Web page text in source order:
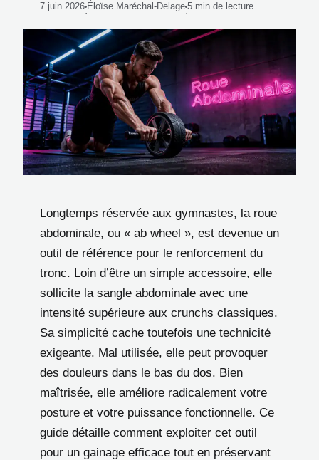
7 juin 2026
·
Éloïse Maréchal-Delage
·
5 min de lecture
Longtemps réservée aux gymnastes, la roue
abdominale, ou « ab wheel », est devenue un
outil de référence pour le renforcement du
tronc. Loin d’être un simple accessoire, elle
sollicite la sangle abdominale avec une
intensité supérieure aux crunchs classiques.
Sa simplicité cache toutefois une technicité
exigeante. Mal utilisée, elle peut provoquer
des douleurs dans le bas du dos. Bien
maîtrisée, elle améliore radicalement votre
posture et votre puissance fonctionnelle. Ce
guide détaille comment exploiter cet outil
pour un gainage efficace tout en préservant